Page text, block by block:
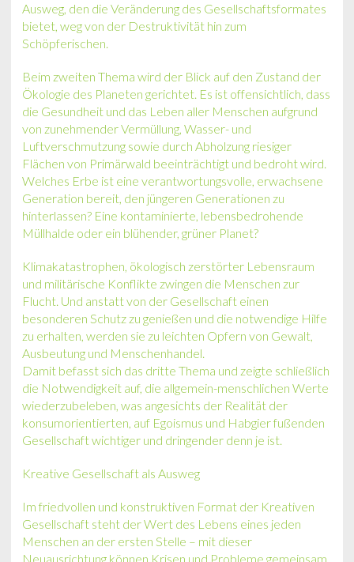
Ausweg, den die Veränderung des Gesellschaftsformates
bietet, weg von der Destruktivität hin zum
Schöpferischen.
Beim zweiten Thema wird der Blick auf den Zustand der
Ökologie des Planeten gerichtet. Es ist offensichtlich, dass
die Gesundheit und das Leben aller Menschen aufgrund
von zunehmender Vermüllung, Wasser- und
Luftverschmutzung sowie durch Abholzung riesiger
Flächen von Primärwald beeinträchtigt und bedroht wird.
Welches Erbe ist eine verantwortungsvolle, erwachsene
Generation bereit, den jüngeren Generationen zu
hinterlassen? Eine kontaminierte, lebensbedrohende
Müllhalde oder ein blühender, grüner Planet?
Klimakatastrophen, ökologisch zerstörter Lebensraum
und militärische Konflikte zwingen die Menschen zur
Flucht. Und anstatt von der Gesellschaft einen
besonderen Schutz zu genießen und die notwendige Hilfe
zu erhalten, werden sie zu leichten Opfern von Gewalt,
Ausbeutung und Menschenhandel.
Damit befasst sich das dritte Thema und zeigte schließlich
die Notwendigkeit auf, die allgemein-menschlichen Werte
wiederzubeleben, was angesichts der Realität der
konsumorientierten, auf Egoismus und Habgier fußenden
Gesellschaft wichtiger und dringender denn je ist.
Kreative Gesellschaft als Ausweg
Im friedvollen und konstruktiven Format der Kreativen
Gesellschaft steht der Wert des Lebens eines jeden
Menschen an der ersten Stelle – mit dieser
Neuausrichtung können Krisen und Probleme gemeinsam